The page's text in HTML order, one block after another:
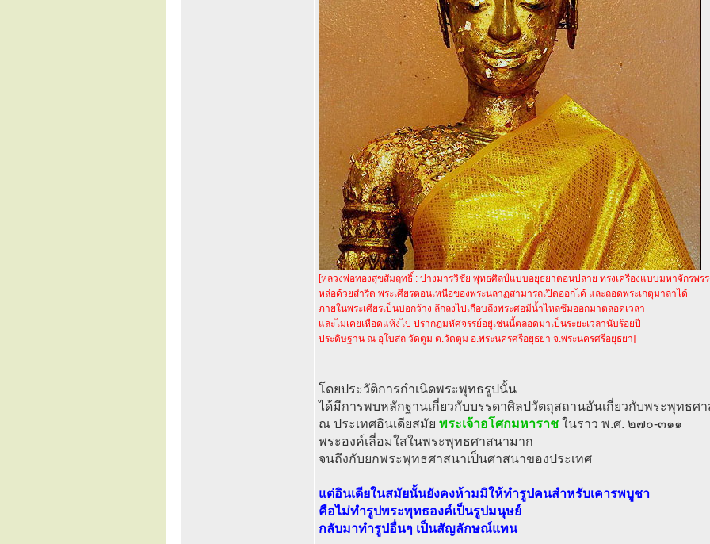
[หลวงพ่อทองสุขสัมฤทธิ์ : ปางมารวิชัย พุทธศิลป์แบบอยุธยาตอนปลาย ทรงเครื่องแบบมหาจักรพร
หล่อด้วยสำริด พระเศียรตอนเหนือของพระนลาฏสามารถเปิดออกได้ และถอดพระเกตุมาลาได้
ภายในพระเศียรเป็นบ่อกว้าง ลึกลงไปเกือบถึงพระศอมีน้ำไหลซึมออกมาตลอดเวลา
และไม่เคยเหือดแห้งไป ปรากฏมหัศจรรย์อยู่เช่นนี้ตลอดมาเป็นระยะเวลานับร้อยปี
ประดิษฐาน ณ อุโบสถ วัดตูม ต.วัดตูม อ.พระนครศรีอยุธยา จ.พระนครศรีอยุธยา]
โดยประวัติการกำเนิดพระพุทธรูปนั้น
ได้มีการพบหลักฐานเกี่ยวกับบรรดาศิลปวัตถุสถานอันเกี่ยวกับพระพุทธศ
ณ ประเทศอินเดียสมัย พระเจ้าอโศกมหาราช ในราว พ.ศ. ๒๗๐-๓๑๑
พระองค์เลี่อมใสในพระพุทธศาสนามาก
จนถึงกับยกพระพุทธศาสนาเป็นศาสนาของประเทศ
แต่อินเดียในสมัยนั้นยังคงห้ามมิให้ทำรูปคนสำหรับเคารพบูชา
คือไม่ทำรูปพระพุทธองค์เป็นรูปมนุษย์
กลับมาทำรูปอื่นๆ เป็นสัญลักษณ์แทน